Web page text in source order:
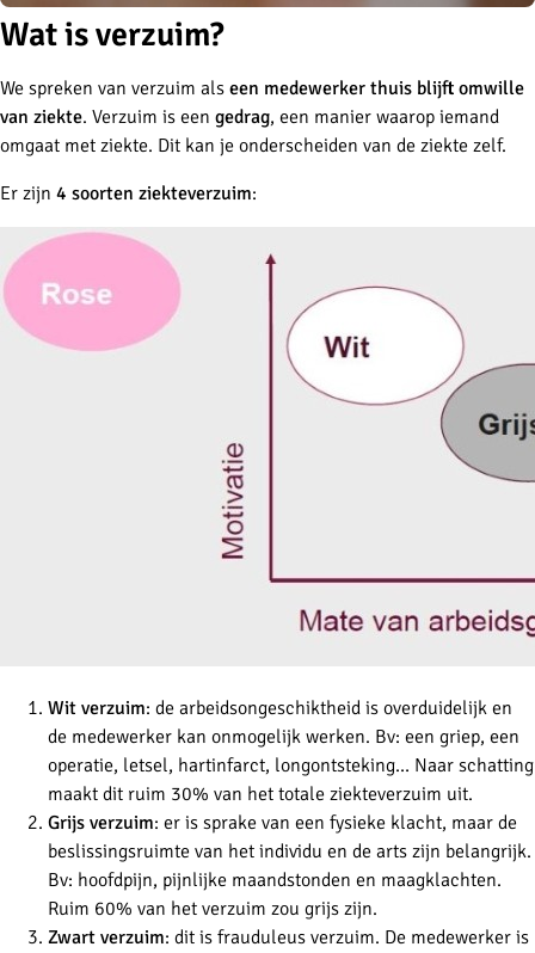
Wat is verzuim?
We spreken van verzuim als een medewerker thuis blijft omwille
van ziekte. Verzuim is een gedrag, een manier waarop iemand
omgaat met ziekte. Dit kan je onderscheiden van de ziekte zelf.
Er zijn 4 soorten ziekteverzuim:
Wit verzuim: de arbeidsongeschiktheid is overduidelijk en
de medewerker kan onmogelijk werken. Bv: een griep, een
operatie, letsel, hartinfarct, longontsteking… Naar schatting
maakt dit ruim 30% van het totale ziekteverzuim uit.
Grijs verzuim: er is sprake van een fysieke klacht, maar de
beslissingsruimte van het individu en de arts zijn belangrijk.
Bv: hoofdpijn, pijnlijke maandstonden en maagklachten.
Ruim 60% van het verzuim zou grijs zijn.
Zwart verzuim: dit is frauduleus verzuim. De medewerker is